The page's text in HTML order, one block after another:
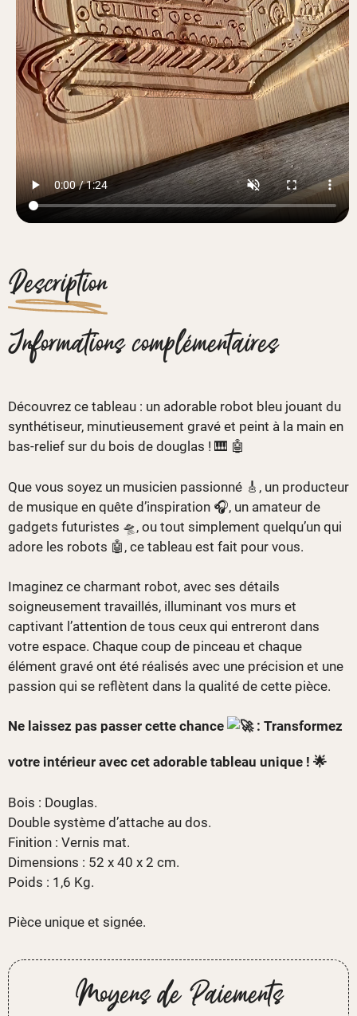
Description
Informations complémentaires
Découvrez ce tableau : un adorable robot bleu jouant du
synthétiseur, minutieusement gravé et peint à la main en
bas-relief sur du bois de douglas ! 🎹 🤖
Que vous soyez un musicien passionné 🎸, un producteur
de musique en quête d’inspiration 🎧, un amateur de
gadgets futuristes 🛸, ou tout simplement quelqu’un qui
adore les robots 🤖, ce tableau est fait pour vous.
Imaginez ce charmant robot, avec ses détails
soigneusement travaillés, illuminant vos murs et
captivant l’attention de tous ceux qui entreront dans
votre espace. Chaque coup de pinceau et chaque
élément gravé ont été réalisés avec une précision et une
passion qui se reflètent dans la qualité de cette pièce.
Ne laissez pas passer cette chance : Transformez
votre intérieur avec cet adorable tableau unique ! 🌟
Bois : Douglas.
Double système d’attache au dos.
Finition : Vernis mat.
Dimensions : 52 x 40 x 2 cm.
Poids : 1,6 Kg.
Pièce unique et signée.
Moyens de Paiements